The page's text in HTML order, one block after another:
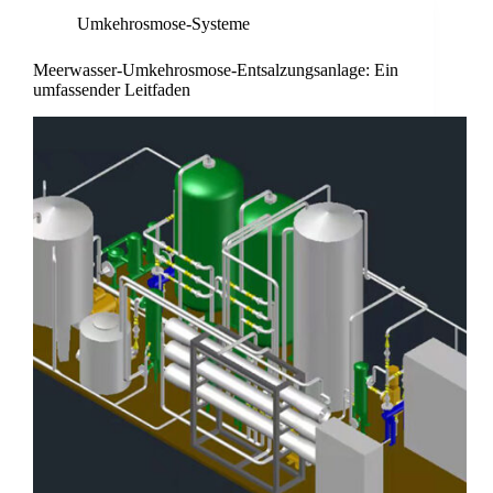
Umkehrosmose-Systeme
Meerwasser-Umkehrosmose-Entsalzungsanlage: Ein
umfassender Leitfaden